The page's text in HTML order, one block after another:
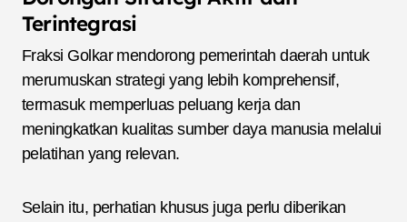
Terintegrasi
Fraksi Golkar mendorong pemerintah daerah untuk
merumuskan strategi yang lebih komprehensif,
termasuk memperluas peluang kerja dan
meningkatkan kualitas sumber daya manusia melalui
pelatihan yang relevan.
Selain itu, perhatian khusus juga perlu diberikan